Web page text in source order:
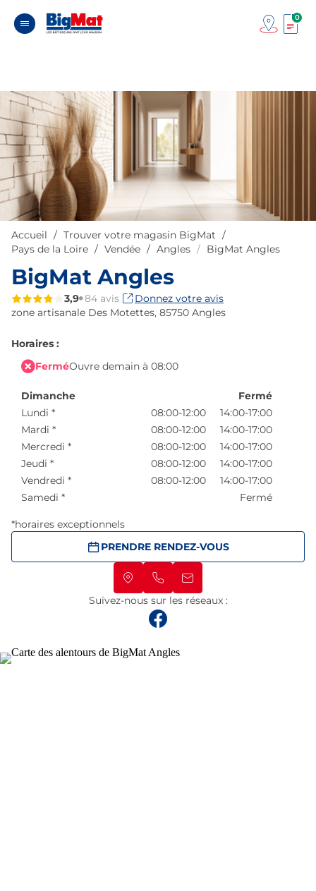
0
Accueil
Trouver votre magasin BigMat
Pays de la Loire
Vendée Angles BigMat Angles
BigMat Angles
3,9 84 avis
Donnez votre avis
zone artisanale Des Motettes, 85750 Angles
Horaires :
FerméOuvre demain à 08:00
Dimanche
Fermé
Lundi * 08:00-12:00
14:00-17:00
Mardi * 08:00-12:00
14:00-17:00
Mercredi * 08:00-12:00
14:00-17:00
Jeudi * 08:00-12:00
14:00-17:00
Vendredi * 08:00-12:00
14:00-17:00
Samedi * Fermé
*horaires exceptionnels
PRENDRE RENDEZ-VOUS
Suivez-nous sur les réseaux :